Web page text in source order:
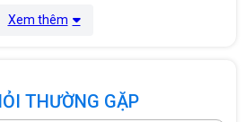
Xem thêm
THƯỜNG GẶP